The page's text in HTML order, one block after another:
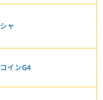
ャ
インG4